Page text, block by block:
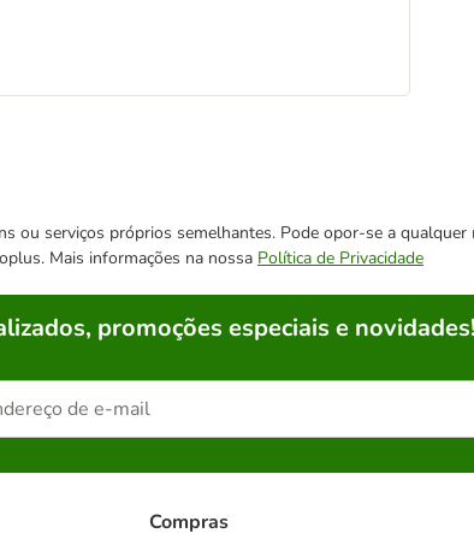
ou serviços próprios semelhantes. Pode opor-se a
Mais informações na nossa Política de Privacidade
promoções especiais e novidades!
Compras